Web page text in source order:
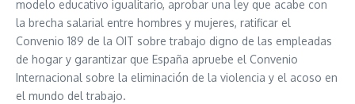
modelo educativo igualitario, aprobar una ley que acabe con
la brecha salarial entre hombres y mujeres, ratificar el
Convenio 189 de la OIT sobre trabajo digno de las empleadas
de hogar y garantizar que España apruebe el Convenio
Internacional sobre la eliminación de la violencia y el acoso en
el mundo del trabajo.